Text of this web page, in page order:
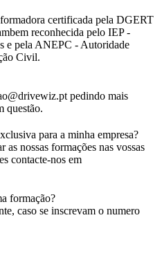
certificada pela DGERT
reconhecida pelo IEP -
e pela ANEPC - Autoridade
Civil.
pedindo mais
questão.
para a minha empresa?
nossas formações nas vossas
contacte-nos em
formação?
caso se inscrevam o numero